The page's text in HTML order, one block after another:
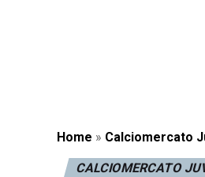
Home » Calciomercato
CALCIOMERCATO